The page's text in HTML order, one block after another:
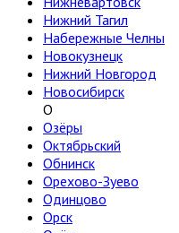
Нижний Тагил
Набережные Челны
Новокузнецк
Нижний Новгород
Новосибирск
О
Озёры
Октябрьский
Обнинск
Орехово-Зуево
Одинцово
Орск